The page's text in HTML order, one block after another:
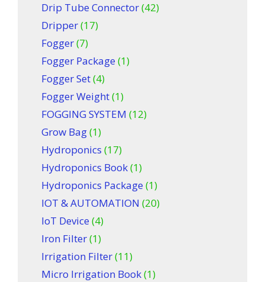
Drip Tube Connector(42)
Dripper(17)
Fogger(7)
Fogger Package (1)
Fogger Set(4)
Fogger Weight(1)
FOGGING SYSTEM (12)
Grow Bag(1)
Hydroponics (17)
Hydroponics Book(1)
Hydroponics Package (1)
IOT & AUTOMATION (20)
IoT Device (4)
Iron Filter(1)
Irrigation Filter(11)
Micro Irrigation Book(1)